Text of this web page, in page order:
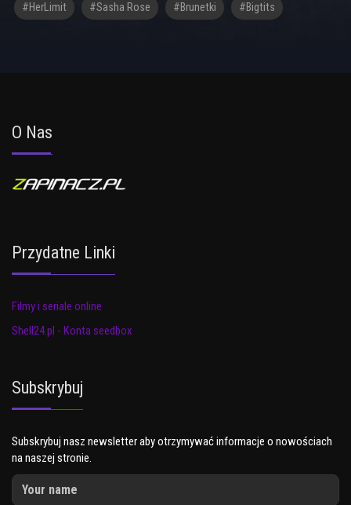
#HerLimit #Sasha Rose #brunetki #bigtits
O Nas
Przydatne Linki
Filmy i seriale online
Shell24.pl - Konta seedbox
Subskrybuj
Subskrybuj nasz newsletter aby otrzymywać informacje o nowościach
na naszej stronie.